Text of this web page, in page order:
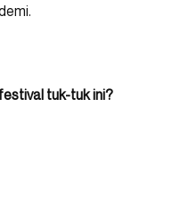
tuk-tuk ini?